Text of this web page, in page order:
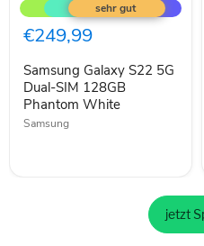
S22
5G
Dual-
128GB
Phantom
White
€249,99
Samsung Galaxy S22 5G
Dual-SIM 128GB
Phantom White
Samsung
jetzt